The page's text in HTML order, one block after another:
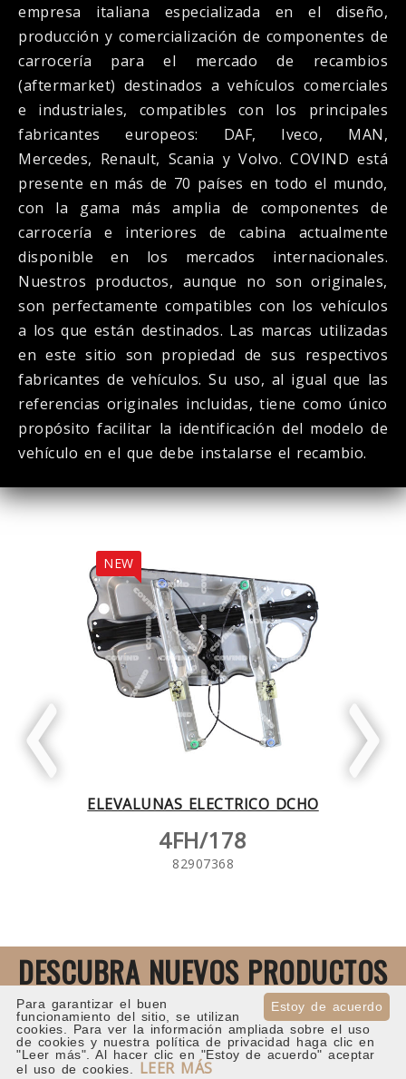
empresa italiana especializada en el diseño,
producción y comercialización de componentes de
carrocería para el mercado de recambios
(aftermarket) destinados a vehículos comerciales
e industriales, compatibles con los principales
fabricantes europeos: DAF, Iveco, MAN,
Mercedes, Renault, Scania y Volvo. COVIND está
presente en más de 70 países en todo el mundo,
con la gama más amplia de componentes de
carrocería e interiores de cabina actualmente
disponible en los mercados internacionales.
Nuestros productos, aunque no son originales,
son perfectamente compatibles con los vehículos
a los que están destinados. Las marcas utilizadas
en este sitio son propiedad de sus respectivos
fabricantes de vehículos. Su uso, al igual que las
referencias originales incluidas, tiene como único
propósito facilitar la identificación del modelo de
vehículo en el que debe instalarse el recambio.
NEW
ELEVALUNAS ELECTRICO DCHO
4FH/178
82907368
DESCUBRA NUEVOS PRODUCTOS
08.2026
Estoy de acuerdo
Para garantizar el buen
funcionamiento del sitio, se utilizan
cookies. Para ver la información ampliada sobre el uso
de cookies y nuestra política de privacidad haga clic en
"Leer más". Al hacer clic en "Estoy de acuerdo" aceptar
el uso de cookies. LEER MÁS